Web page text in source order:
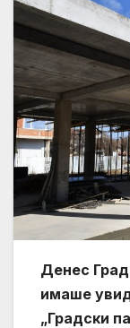
Денес
имаше
„Градски